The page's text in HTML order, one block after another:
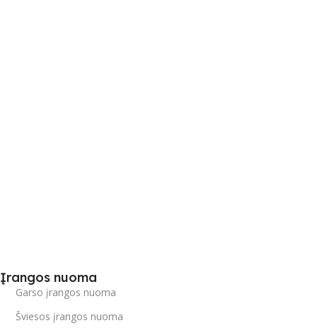
Įrangos nuoma
Garso įrangos nuoma
Šviesos įrangos nuoma